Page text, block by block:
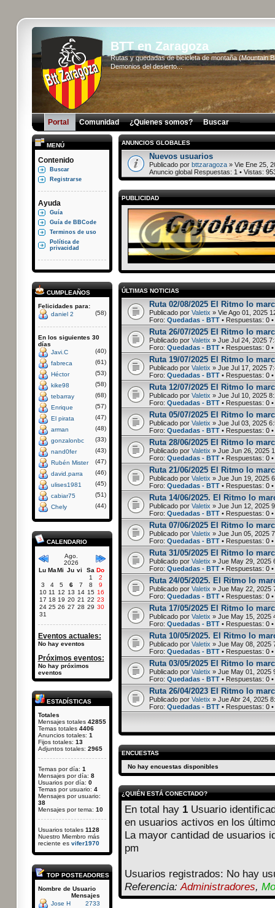
BTT en Zaragoza
Rutas y quedadas de bicicleta de montaña (Mountain
Demonios del desierto...
Portal Comunidad ¿Quienes somos? Buscar
MENÚ
Contenido
Buscar
Registrarse
Ayuda
Guía
Guía de BBCode
Terminos de uso
Política de
privacidad
CUMPLEAÑOS
Felicidades para:
daniel 2
(58)
En los siguientes 30
días
Javi.C
(40)
fabreca
(61)
Héctor
(53)
kike98
(58)
tebarray
(68)
Enrique
(57)
El pirata
(47)
arman
(48)
gonzalonbc
(33)
nand0fer
(43)
Rubén Mister
(47)
david.parra
(46)
ulises1981
(45)
cabiar75
(51)
Chely
(44)
CALENDARIO
Ago.
2026
Lu MaMi Ju vi Sa Do
1
2
3
4 5 6 7 8
9
10 11 12 13 14 15 16
17 18 19 20 21 22 23
24 25 26 27 28 29 30
31
Eventos actuales:
No hay eventos
Próximos eventos:
No hay próximos
eventos
ESTADÍSTICAS
Totales
Mensajes totales 42855
Temas totales 4406
Anuncios totales: 1
Fijos totales: 13
Adjuntos totales: 2965
Temas por día: 1
Mensajes por día: 8
Usuarios por día: 0
Temas por usuario: 4
Mensajes por usuario:
38
Mensajes por tema: 10
Usuarios totales 1128
Nuestro Miembro más
reciente es vifer1970
TOP POSTEADORES
Nombre de Usuario
Mensajes
Jose H
2733
ANUNCIOS GLOBALES
Nuevos usuarios
Publicado por bttzaragoza» Vie Ene 25,
Anuncio global Respuestas: 1 • Vistas:
PUBLICIDAD
ÚLTIMAS NOTICIAS
Ruta 02/08/2025 El Ritmo lo
Publicado por Valetix » Vie Ago 01, 2025
Foro: Quedadas - BTT• Respuestas: 0•
Ruta 26/07/2025 El Ritmo lo
Publicado por Valetix » Jue Jul 24, 2025
Foro: Quedadas - BTT• Respuestas: 0•
Ruta 19/07/2025 El Ritmo lo
Publicado por Valetix » Jue Jul 17, 2025
Foro: Quedadas - BTT• Respuestas: 0•
Ruta 12/07/2025 El Ritmo lo
Publicado por Valetix » Jue Jul 10, 2025
Foro: Quedadas - BTT• Respuestas: 0•
Ruta 05/07/2025 El Ritmo lo
Publicado por Valetix » Jue Jul 03, 2025
Foro: Quedadas - BTT• Respuestas: 0•
Ruta 28/06/2025 El Ritmo lo
Publicado por Valetix » Jue Jun 26, 2025
Foro: Quedadas - BTT• Respuestas: 0•
Ruta 21/06/2025 El Ritmo lo
Publicado por Valetix » Jue Jun 19, 2025
Foro: Quedadas - BTT• Respuestas: 0•
Ruta 14/06/2025. El Ritmo lo
Publicado por Valetix » Jue Jun 12, 2025
Foro: Quedadas - BTT• Respuestas: 0•
Ruta 07/06/2025 El Ritmo lo
Publicado por Valetix » Jue Jun 05, 2025
Foro: Quedadas - BTT• Respuestas: 0•
Ruta 31/05/2025 El Ritmo lo
Publicado por Valetix » Jue May 29, 2025
Foro: Quedadas - BTT• Respuestas: 0•
Ruta 24/05/2025. El Ritmo lo
Publicado por Valetix » Jue May 22, 2025
Foro: Quedadas - BTT• Respuestas: 0•
Ruta 17/05/2025 El Ritmo lo
Publicado por Valetix » Jue May 15, 2025
Foro: Quedadas - BTT• Respuestas: 0•
Ruta 10/05/2025. El Ritmo lo
Publicado por Valetix » Jue May 08, 2025
Foro: Quedadas - BTT• Respuestas: 0•
Ruta 03/05/2025 El Ritmo lo
Publicado por Valetix » Jue May 01, 2025
Foro: Quedadas - BTT• Respuestas: 0•
Ruta 26/04/2023 El Ritmo lo
Publicado por Valetix » Jue Abr 24, 2025
Foro: Quedadas - BTT• Respuestas: 0•
ENCUESTAS
No hay encuestas disponibles
¿QUIÉN ESTÁ CONECTADO?
En total hay 1Usuario
en usuarios activos en los
La mayor cantidad de usuarios
pm
Usuarios registrados: No hay
Referencia:Administradores,